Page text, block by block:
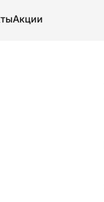
Акции